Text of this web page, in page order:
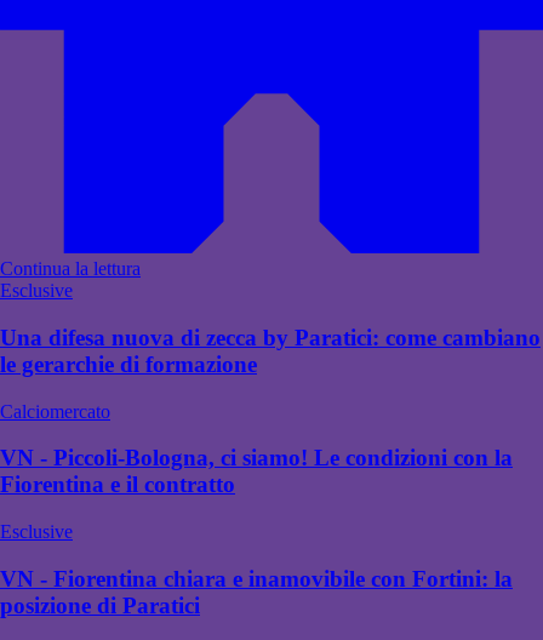
Continua la lettura
Esclusive
Una difesa nuova di zecca by Paratici: come cambiano
le gerarchie di formazione
Calciomercato
VN - Piccoli-Bologna, ci siamo! Le condizioni con la
Fiorentina e il contratto
Esclusive
VN - Fiorentina chiara e inamovibile con Fortini: la
posizione di Paratici